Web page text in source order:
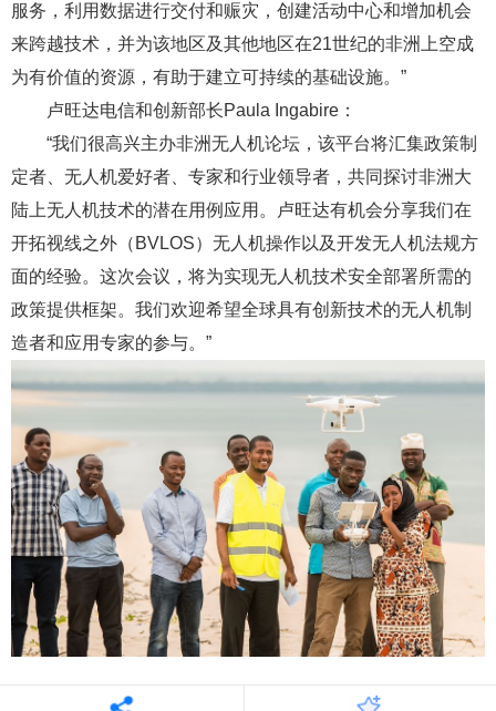
服务，利用数据进行交付和赈灾，创建活动中心和增加机会
来跨越技术，并为该地区及其他地区在21世纪的非洲上空成
为有价值的资源，有助于建立可持续的基础设施。”
卢旺达电信和创新部长Paula Ingabire：
“我们很高兴主办非洲无人机论坛，该平台将汇集政策制
定者、无人机爱好者、专家和行业领导者，共同探讨非洲大
陆上无人机技术的潜在用例应用。卢旺达有机会分享我们在
开拓视线之外（BVLOS）无人机操作以及开发无人机法规方
面的经验。这次会议，将为实现无人机技术安全部署所需的
政策提供框架。我们欢迎希望全球具有创新技术的无人机制
造者和应用专家的参与。”